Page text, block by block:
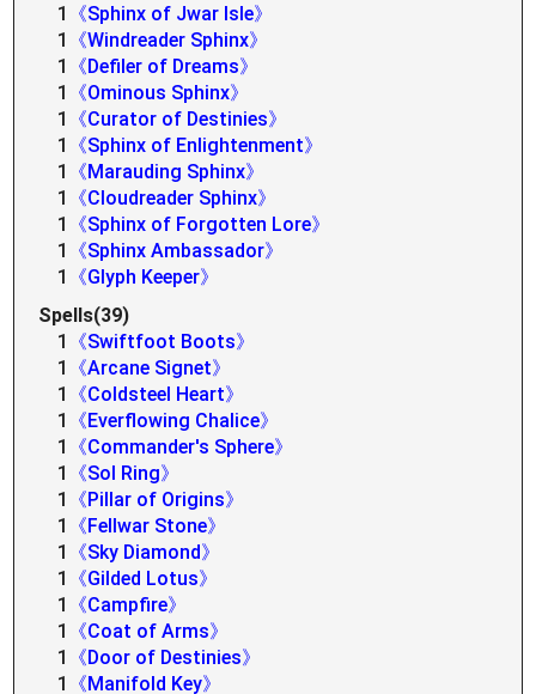
1
《Sphinx of Jwar Isle》
1
《Windreader Sphinx》
1
《Defiler of Dreams》
1
《Ominous Sphinx》
1
《Curator of Destinies》
1
《Sphinx of Enlightenment》
1
《Marauding Sphinx》
1
《Cloudreader Sphinx》
1
《Sphinx of Forgotten Lore》
1
《Sphinx Ambassador》
1
《Glyph Keeper》
Spells(39)
1
《Swiftfoot Boots》
1
《Arcane Signet》
1
《Coldsteel Heart》
1
《Everflowing Chalice》
1
《Commander's Sphere》
1
《Sol Ring》
1
《Pillar of Origins》
1
《Fellwar Stone》
1
《Sky Diamond》
1
《Gilded Lotus》
1
《Campfire》
1
《Coat of Arms》
1
《Door of Destinies》
1
《Manifold Key》